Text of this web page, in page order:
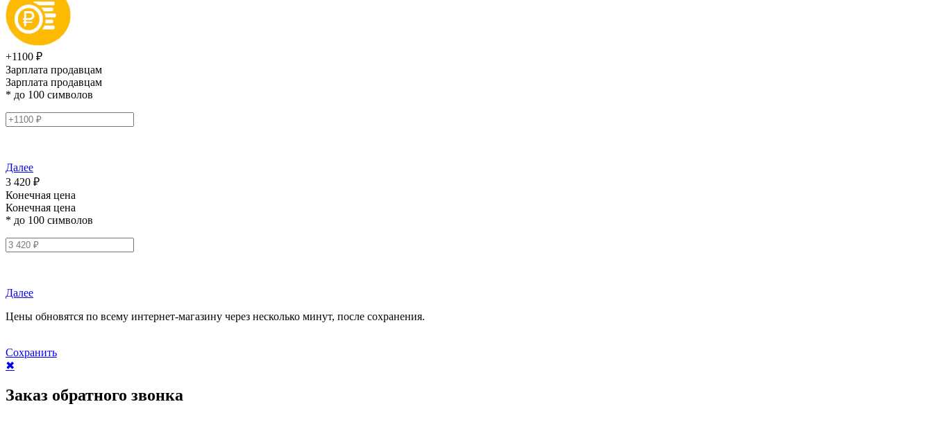
+1100 ₽
Зарплата продавцам
Зарплата продавцам
* до 100 символов
Далее
3 420 ₽
Конечная цена
Конечная цена
* до 100 символов
Далее
Цены обновятся по всему интернет-магазину через несколько минут, после сохранения.
Сохранить
✖
Заказ обратного звонка